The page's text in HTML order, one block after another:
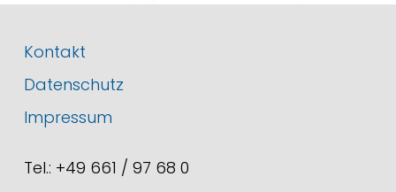
Kontakt
Datenschutz
Impressum
Tel.: +49 661 / 97 68 0